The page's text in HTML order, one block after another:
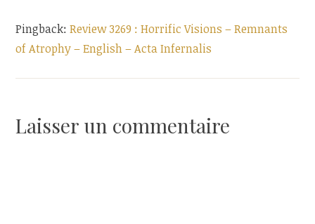
Pingback:Review 3269 : Horrific Visions – Remnants
of Atrophy – English – Acta Infernalis
Laisser un commentaire